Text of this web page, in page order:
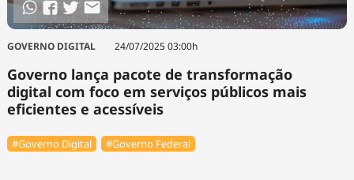
GOVERNO DIGITAL 24/07/2025 03:00h
Governo lança pacote de transformação
digital com foco em serviços públicos mais
eficientes e acessíveis
#Governo Digital #Governo Federal